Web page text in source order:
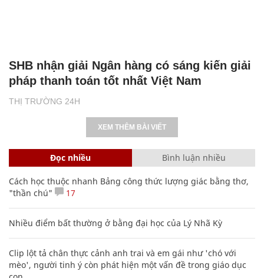
THỊ TRƯỜNG 24H
SHB nhận giải Ngân hàng có sáng kiến giải
pháp thanh toán tốt nhất Việt Nam
XEM THÊM BÀI VIẾT
Đọc nhiều Bình luận nhiều
Cách học thuộc nhanh Bảng công thức lượng giác bằng thơ,
"thần chú"
17
Nhiều điểm bất thường ở bằng đại học của Lý Nhã Kỳ
Clip lột tả chân thực cảnh anh trai và em gái như 'chó với
mèo', người tinh ý còn phát hiện một vấn đề trong giáo dục